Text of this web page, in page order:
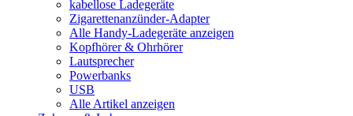
kabellose Ladegeräte
Zigarettenanzünder-Adapter
Alle Handy-Ladegeräte anzeigen
Kopfhörer & Ohrhörer
Lautsprecher
Powerbanks
USB
Alle Artikel anzeigen